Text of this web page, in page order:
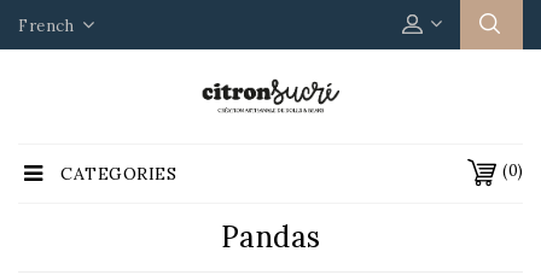
French
(0)
CATEGORIES
Pandas